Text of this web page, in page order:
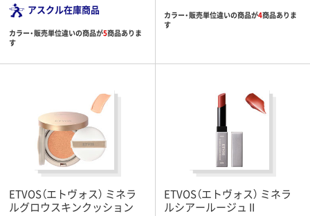
アスクル在庫商品
カラー・販売単位違いの商品が5商品ありま
す
カラー・販売単位違いの商品が4商品ありま
す
ETVOS（エトヴォス） ミネラ
ルグロウスキンクッション
ETVOS（エトヴォス） ミネラ
ルシアールージュ II